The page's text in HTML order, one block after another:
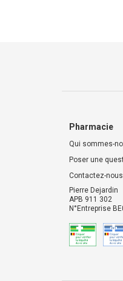
Pharmacie
Qui sommes-
Poser une
Contactez-nous
Pierre Dejardin
APB 911 302
N°Entreprise